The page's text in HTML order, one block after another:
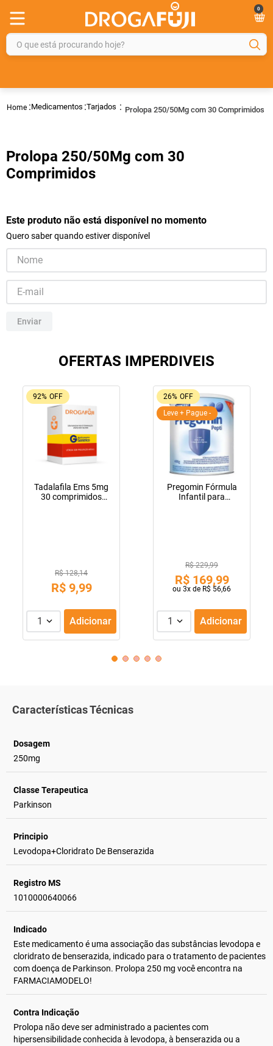
0
O que está procurando hoje?
Medicamentos Tarjados Prolopa 250/50Mg com 30 Comprimidos
Prolopa 250/50Mg com 30
Comprimidos
Este produto não está disponível no momento
Quero saber quando estiver disponível
Enviar
OFERTAS IMPERDIVEIS
92% OFF
Tadalafila Ems 5mg
30 comprimidos
R$ 128,14
R$ 9,99
1 Adicionar
26% OFF
Leve + Pague -
Pregomin Fórmula
Infantil para
R$ 229,99
R$ 169,99
ou 3x de R$ 56,66
1 Adicionar
Características Técnicas
Dosagem
250mg
Classe Terapeutica
Parkinson
Principio
Levodopa+Cloridrato De Benserazida
Registro MS
1010000640066
Indicado
Este medicamento é uma associação das substâncias levodopa e
cloridrato de benserazida, indicado para o tratamento de pacientes
com doença de Parkinson. Prolopa 250 mg você encontra na
FARMACIAMODELO!
Contra Indicação
Prolopa não deve ser administrado a pacientes com
hipersensibilidade conhecida à levodopa, à benserazida ou a
4º
rosuvastatina 20mg
5º
protetor solar
7º
dipirona
8º
lola
fraldas geriátricas
tadalafila